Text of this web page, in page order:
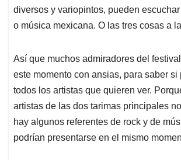
diversos y variopintos, pueden
o música mexicana. O las tres cosas a
Así que muchos admiradores del
este momento con ansias, para saber si
todos los artistas que quieren ver.
artistas de las dos tarimas principales
hay algunos referentes de rock y de
podrían presentarse en el mismo